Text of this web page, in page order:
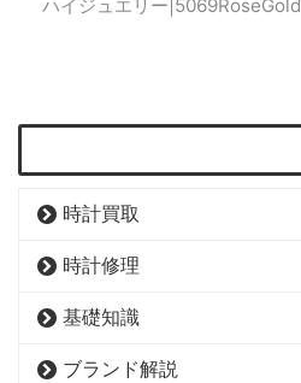
ハイジュエリー|5069RoseGold
時計買取
時計修理
基礎知識
ブランド解説